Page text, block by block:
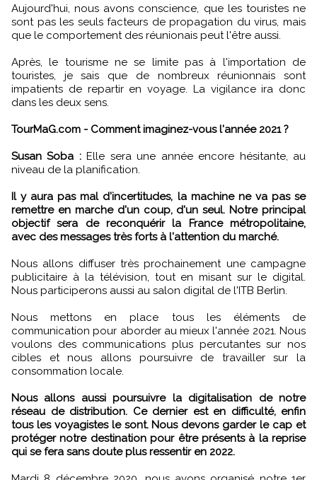
Aujourd'hui, nous avons conscience, que les touristes ne
sont pas les seuls facteurs de propagation du virus, mais
que le comportement des réunionais peut l'être aussi.
Après, le tourisme ne se limite pas à l'importation de
touristes, je sais que de nombreux réunionnais sont
impatients de repartir en voyage. La vigilance ira donc
dans les deux sens.
TourMaG.com - Comment imaginez-vous l'année 2021 ?
Susan Soba :Elle sera une année encore hésitante, au
niveau de la planification.
Il y aura pas mal d'incertitudes, la machine ne va pas se
remettre en marche d'un coup, d'un seul. Notre principal
objectif sera de reconquérir la France métropolitaine,
avec des messages très forts à l'attention du marché.
Nous allons diffuser très prochainement une campagne
publicitaire à la télévision, tout en misant sur le digital.
Nous participerons aussi au salon digital de l'ITB Berlin.
Nous mettons en place tous les éléments de
communication pour aborder au mieux l'année 2021. Nous
voulons des communications plus percutantes sur nos
cibles et nous allons poursuivre de travailler sur la
consommation locale.
Nous allons aussi poursuivre la digitalisation de notre
réseau de distribution. Ce dernier est en difficulté, enfin
tous les voyagistes le sont. Nous devons garder le cap et
protéger notre destination pour être présents à la reprise
qui se fera sans doute plus ressentir en 2022.